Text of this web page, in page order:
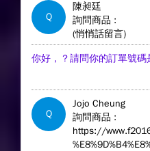
Q
陳昶廷
詢問商品 :
(悄悄話留言)
你好，？請問你的訂單號碼
Q
Jojo Cheung
詢問商品 :
https://